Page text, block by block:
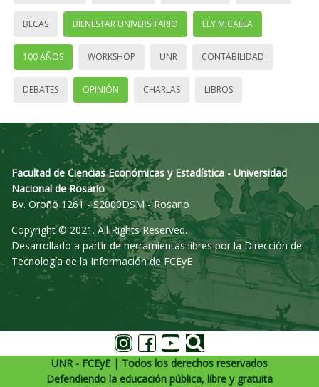
BECAS BIENESTAR UNIVERSITARIO LEY MICAELA
100 AÑOS WORKSHOP UNR CONTABILIDAD
DEBATES OPINIÓN CHARLAS LIBROS
Facultad de Ciencias Económicas y Estadística - Universidad
Nacional de Rosario
Bv. Oroño 1261 - S2000DSM - Rosario
Copyright © 2021. All Rights Reserved.
Desarrollado a partir de herramientas libres por la Dirección de
Tecnología de la Información de FCEyE
UNR - FCEyE | Todos los derechos reservados
Defendiendo la educación pública, libre y gratuita